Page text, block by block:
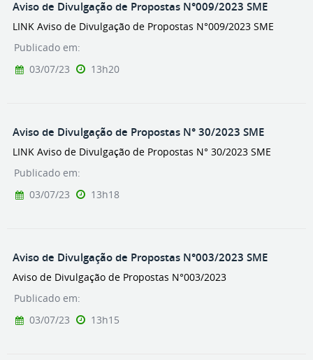
Aviso de Divulgação de Propostas N°009/2023 SME
LINK Aviso de Divulgação de Propostas N°009/2023 SME
Publicado em:
03/07/23
13h20
Aviso de Divulgação de Propostas N° 30/2023 SME
LINK Aviso de Divulgação de Propostas N° 30/2023 SME
Publicado em:
03/07/23
13h18
Aviso de Divulgação de Propostas N°003/2023 SME
Aviso de Divulgação de Propostas N°003/2023
Publicado em:
03/07/23
13h15